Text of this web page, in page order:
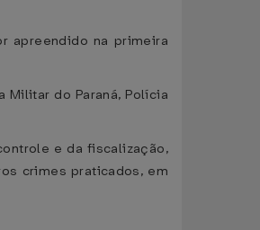
apreendido na primeira
Militar do Paraná, Polícia
e da fiscalização,
crimes praticados, em